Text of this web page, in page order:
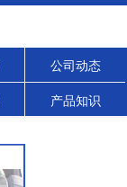
公司动态
产品知识